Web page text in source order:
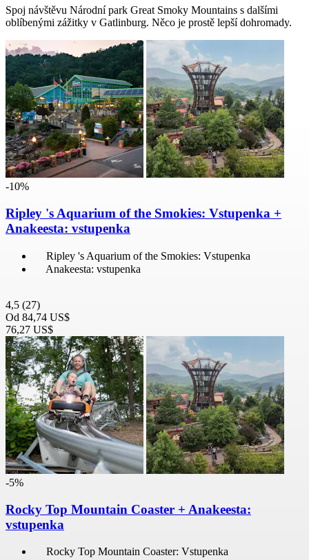
Spoj návštěvu Národní park Great Smoky Mountains s dalšími
oblíbenými zážitky v Gatlinburg. Něco je prostě lepší dohromady.
-10%
Ripley 's Aquarium of the Smokies: Vstupenka +
Anakeesta: vstupenka
Ripley 's Aquarium of the Smokies: Vstupenka
Anakeesta: vstupenka
4,5 (27)
Od 84,74 US$
76,27 US$
-5%
Rocky Top Mountain Coaster + Anakeesta:
vstupenka
Rocky Top Mountain Coaster: Vstupenka